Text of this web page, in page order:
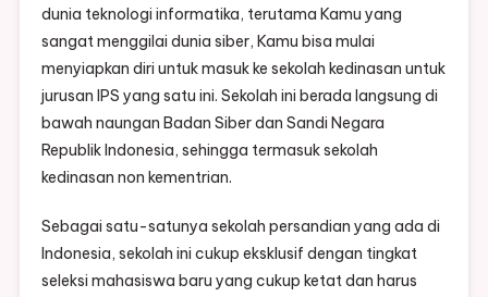
dunia teknologi informatika, terutama Kamu yang
sangat menggilai dunia siber, Kamu bisa mulai
menyiapkan diri untuk masuk ke sekolah kedinasan untuk
jurusan IPS yang satu ini. Sekolah ini berada langsung di
bawah naungan Badan Siber dan Sandi Negara
Republik Indonesia, sehingga termasuk sekolah
kedinasan non kementrian.
Sebagai satu-satunya sekolah persandian yang ada di
Indonesia, sekolah ini cukup eksklusif dengan tingkat
seleksi mahasiswa baru yang cukup ketat dan harus